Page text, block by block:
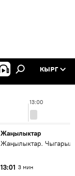
КЫРГ
13:00
Жаңылыктар
Жаңылыктар.
13:01 3 мин